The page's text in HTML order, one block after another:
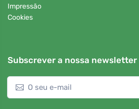
Impressão
Cookies
Subscrever a nossa newsletter